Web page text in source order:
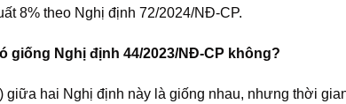
8% theo Nghị định 72/2024/NĐ-CP.
giống Nghị định 44/2023/NĐ-CP không?
giữa hai Nghị định này là giống nhau, nhưng thời